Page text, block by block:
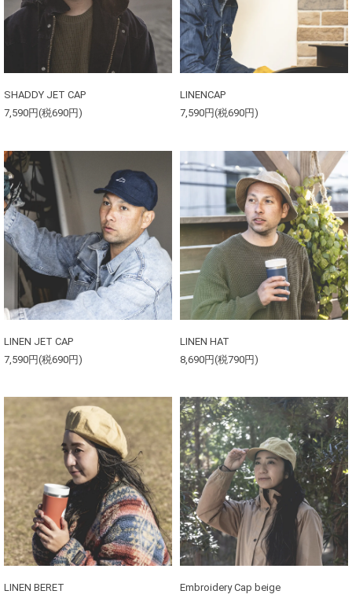
SHADDY JET CAP
7,590円(税690円)
LINENCAP
7,590円(税690円)
LINEN JET CAP
7,590円(税690円)
LINEN HAT
8,690円(税790円)
LINEN BERET
Embroidery Cap beige